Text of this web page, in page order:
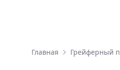
Главная Грейферный